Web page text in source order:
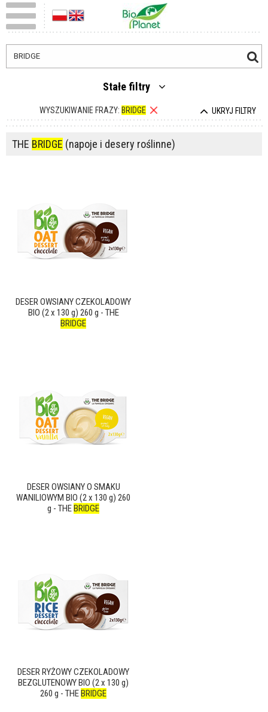
Stałe filtry
WYSZUKIWANIE FRAZY: BRIDGE UKRYJ FILTRY
THE BRIDGE (napoje i desery roślinne)
DESER OWSIANY CZEKOLADOWY
BIO (2 x 130 g) 260 g - THE
BRIDGE
DESER OWSIANY O SMAKU
WANILIOWYM BIO (2 x 130 g) 260
g - THEBRIDGE
DESER RYŻOWY CZEKOLADOWY
BEZGLUTENOWY BIO (2 x 130 g)
260 g - THEBRIDGE